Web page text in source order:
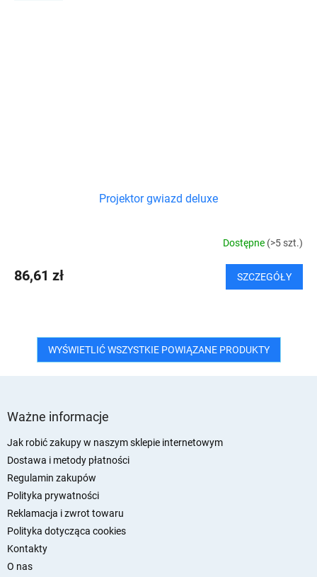
Projektor gwiazd deluxe
Dostępne (>5 szt.)
86,61 zł SZCZEGÓŁY
WYŚWIETLIĆ WSZYSTKIE POWIĄZANE PRODUKTY
Ważne informacje
Jak robić zakupy w naszym sklepie internetowym
Dostawa i metody płatności
Regulamin zakupów
Polityka prywatności
Reklamacja i zwrot towaru
Polityka dotycząca cookies
Kontakty
O nas